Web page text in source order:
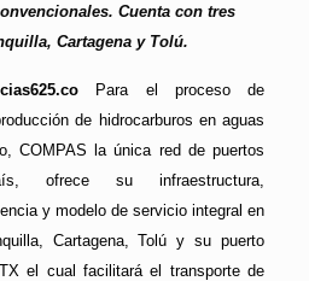
Cuenta con tres
Cartagena y Tolú.
Para el proceso de
de hidrocarburos en aguas
COMPAS la única red de puertos
ofrece su infraestructura,
y modelo de servicio integral en
Cartagena, Tolú y su puerto
el cual facilitará el transporte de